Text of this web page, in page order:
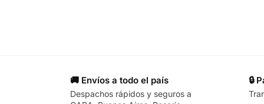
🚚 Envíos a todo el país
Despachos rápidos y seguros a
🔒